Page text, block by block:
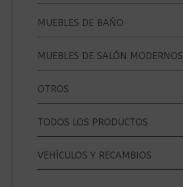
MUEBLES DE BAÑO
MUEBLES DE SALÓN MODERNOS
OTROS
TODOS LOS PRODUCTOS
VEHÍCULOS Y RECAMBIOS